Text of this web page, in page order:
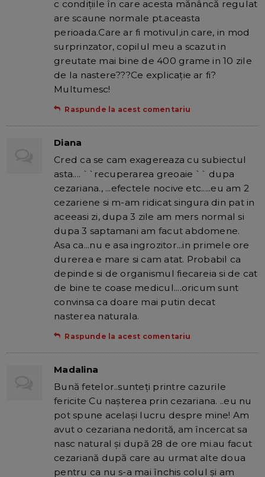
c condițiile în care acesta mănâncă regulat
are scaune normale pt.aceasta
perioada.Care ar fi motivul,in care, in mod
surprinzator, copilul meu a scazut in
greutate mai bine de 400 grame in 10 zile
de la nastere???Ce explicație ar fi?
Multumesc!
Raspunde la acest comentariu
Diana
Cred ca se cam exagereaza cu subiectul
asta.... ``recuperarea greoaie `` dupa
cezariana., ...efectele nocive etc.....eu am 2
cezariene si m-am ridicat singura din pat in
aceeasi zi, dupa 3 zile am mers normal si
dupa 3 saptamani am facut abdomene.
Asa ca...nu e asa ingrozitor...in primele ore
durerea e mare si cam atat. Probabil ca
depinde si de organismul fiecareia si de cat
de bine te coase medicul....oricum sunt
convinsa ca doare mai putin decat
nasterea naturala.
Raspunde la acest comentariu
Madalina
Bună fetelor..sunteți printre cazurile
fericite Cu nașterea prin cezariana. ..eu nu
pot spune același lucru despre mine! Am
avut o cezariana nedorită, am încercat sa
nasc natural și după 28 de ore mi.au facut
cezariană după care au urmat alte doua
pentru ca nu s-a mai închis colul și am